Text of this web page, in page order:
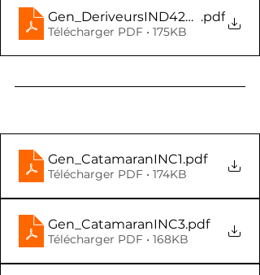
Gen_DeriveursIND420_29er
.pdf
Télécharger PDF • 175KB
Gen_CatamaranINC1.pdf
Télécharger PDF • 174KB
Gen_CatamaranINC3.pdf
Télécharger PDF • 168KB